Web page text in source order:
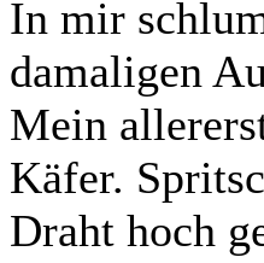
In mir
damaligen
Mein
Käfer.
Draht hoch